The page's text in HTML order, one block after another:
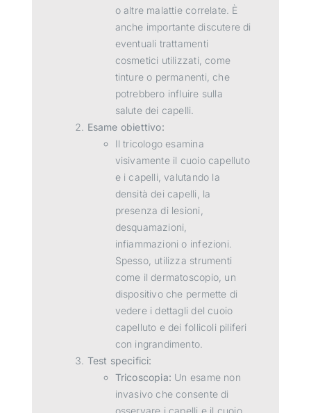
o altre malattie correlate. È
anche importante discutere di
eventuali trattamenti
cosmetici utilizzati, come
tinture o permanenti, che
potrebbero influire sulla
salute dei capelli.
Esame obiettivo:
Il tricologo esamina
visivamente il cuoio capelluto
e i capelli, valutando la
densità dei capelli, la
presenza di lesioni,
desquamazioni,
infiammazioni o infezioni.
Spesso, utilizza strumenti
come il dermatoscopio, un
dispositivo che permette di
vedere i dettagli del cuoio
capelluto e dei follicoli piliferi
con ingrandimento.
Test specifici:
Tricoscopia: Un esame non
invasivo che consente di